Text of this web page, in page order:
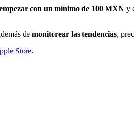
empezar con un mínimo de 100 MXN y
de monitorear las tendencias,
Store.